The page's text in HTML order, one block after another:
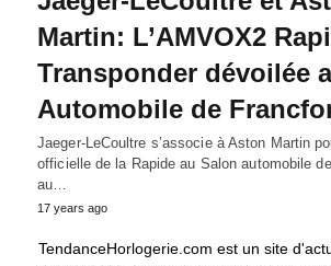
Martin: L’AMVOX2
Transponder dévoilée
Automobile de
Jaeger-LeCoultre s’associe à Aston Martin
officielle de la Rapide au Salon automobile
au…
17 years ago
TendanceHorlogerie.com est un site